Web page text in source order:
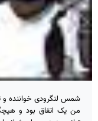
شمس لنگرودی خواننده و
من یک اتفاق بود و